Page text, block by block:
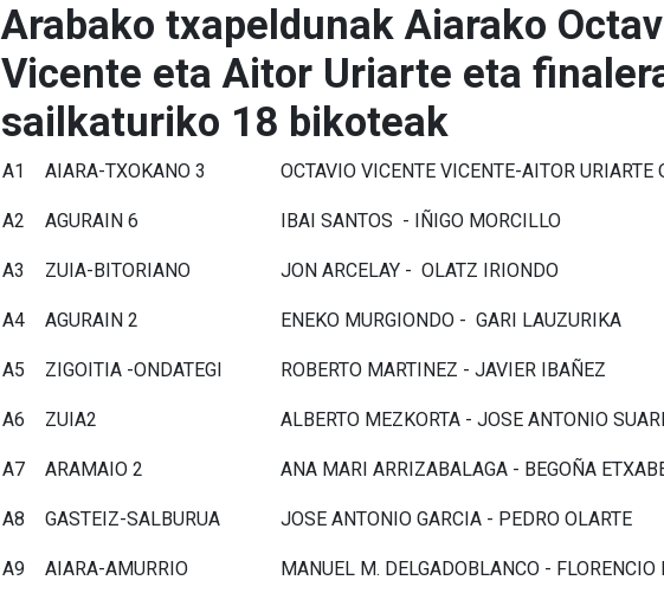
Arabako txapeldunak Aiarako
Vicente eta Aitor Uriarte eta
sailkaturiko 18 bikoteak
A1 AIARA-TXOKANO 3 OCTAVIO VICENTE VICENTE-AITOR URIARTE
A2 AGURAIN 6 IBAI SANTOS - IÑIGO MORCILLO
A3 ZUIA-BITORIANO JON ARCELAY - OLATZ IRIONDO
A4 AGURAIN 2 ENEKO MURGIONDO - GARI LAUZURIKA
A5 ZIGOITIA -ONDATEGI ROBERTO MARTINEZ - JAVIER IBAÑEZ
A6 ZUIA2 ALBERTO MEZKORTA - JOSE ANTONIO
A7 ARAMAIO 2 ANA MARI ARRIZABALAGA - BEGOÑA
A8 GASTEIZ-SALBURUA JOSE ANTONIO GARCIA - PEDRO OLARTE
A9 AIARA-AMURRIO MANUEL M. DELGADOBLANCO - FLORENCIO